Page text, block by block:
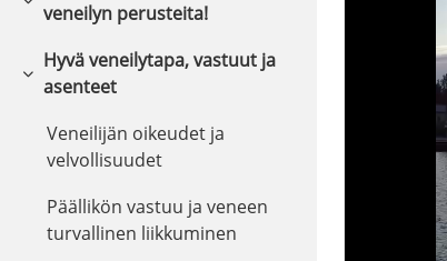
Tiivistä
veneilyn perusteita!
Tiivistä
Hyvä veneilytapa, vastuut ja
asenteet
Veneilijän oikeudet ja
velvollisuudet
Päällikön vastuu ja veneen
turvallinen liikkuminen